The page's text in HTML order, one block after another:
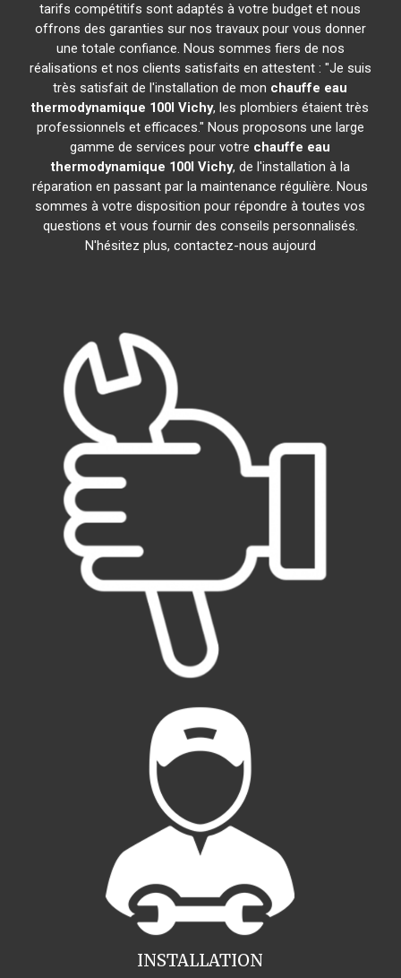
tarifs compétitifs sont adaptés à votre budget et nous
offrons des garanties sur nos travaux pour vous donner
une totale confiance. Nous sommes fiers de nos
réalisations et nos clients satisfaits en attestent : "Je suis
très satisfait de l'installation de mon chauffe eau
thermodynamique 100l Vichy, les plombiers étaient très
professionnels et efficaces." Nous proposons une large
gamme de services pour votre chauffe eau
thermodynamique 100l Vichy, de l'installation à la
réparation en passant par la maintenance régulière. Nous
sommes à votre disposition pour répondre à toutes vos
questions et vous fournir des conseils personnalisés.
N'hésitez plus, contactez-nous aujourd
INSTALLATION